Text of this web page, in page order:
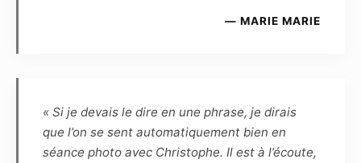
sites Internet du Photographe, ainsi que
l’exposition publique des photographies (par
exemple lors d’une exposition dans un lieu
— MARIE MARIE
« Si je devais le dire en une phrase, je dirais
que l’on se sent automatiquement bien en
séance photo avec Christophe. Il est à l’écoute,